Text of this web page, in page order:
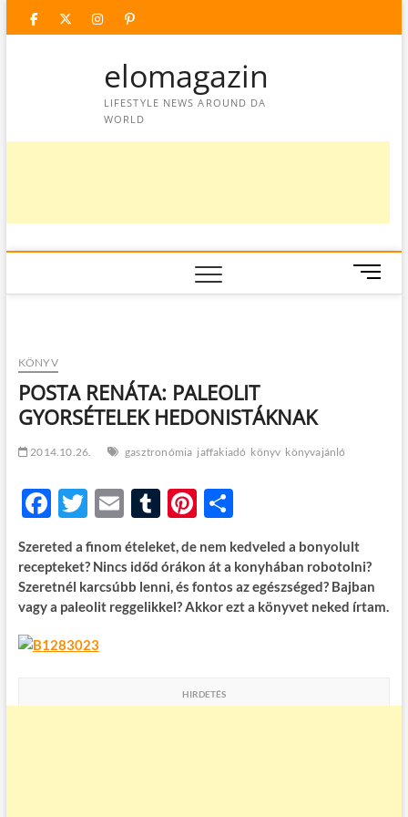
facebooktwitter
instagram
googleplus
pinterest
elomagazin
LIFESTYLE NEWS AROUND DA
WORLD
M
e
KÖNYV
POSTA RENÁTA: PALEOLIT
GYORSÉTELEK HEDONISTÁKNAK
2014.10.26. gasztronómia jaffakiadó könyv könyvajánló
F
ac
e
b
o
o
T
w
itt
er
E
m
ail
T
u
m
bl
r
Pi
er
es
t
O
ss
za
m
e
Szereted a finom ételeket, de nem kedveled a bonyolult
recepteket? Nincs időd órákon át a konyhában robotolni?
Szeretnél karcsúbb lenni, és fontos az egészséged? Bajban
vagy a paleolit reggelikkel? Akkor ezt a könyvet neked írtam.
HIRDETÉS